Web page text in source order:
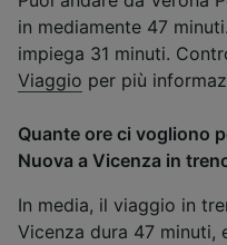
in mediamente 47
impiega 31 minuti.
Viaggio per più
Quante ore ci vogliono
Nuova a Vicenza in
In media, il viaggio in
Vicenza dura 47 minuti,